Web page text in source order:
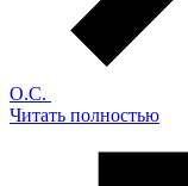
О.С.
Читать полностью